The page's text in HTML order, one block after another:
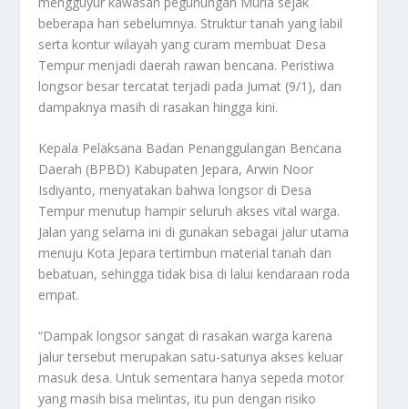
beberapa hari sebelumnya. Struktur tanah yang labil
serta kontur wilayah yang curam membuat Desa
Tempur menjadi daerah rawan bencana. Peristiwa
longsor besar tercatat terjadi pada Jumat (9/1), dan
dampaknya masih di rasakan hingga kini.
Kepala Pelaksana Badan Penanggulangan Bencana
Daerah (BPBD) Kabupaten Jepara, Arwin Noor
Isdiyanto, menyatakan bahwa longsor di Desa
Tempur menutup hampir seluruh akses vital warga.
Jalan yang selama ini di gunakan sebagai jalur utama
menuju Kota Jepara tertimbun material tanah dan
bebatuan, sehingga tidak bisa di lalui kendaraan roda
empat.
“Dampak longsor sangat di rasakan warga karena
jalur tersebut merupakan satu-satunya akses keluar
masuk desa. Untuk sementara hanya sepeda motor
yang masih bisa melintas, itu pun dengan risiko